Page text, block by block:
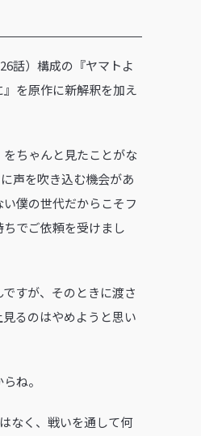
話）構成の『ヤマトよ
を原作に新解釈を加え
ちゃんと見たことがな
声を吹き込む機会があ
僕の世代だからこそフ
でご依頼を受けまし
すが、そのときに渡さ
るのはやめようと思い
ね。
なく、戦いを通して何